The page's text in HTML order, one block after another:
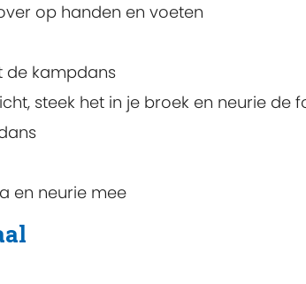
op handen en voeten
de kampdans
steek het in je broek en neurie de
en neurie mee